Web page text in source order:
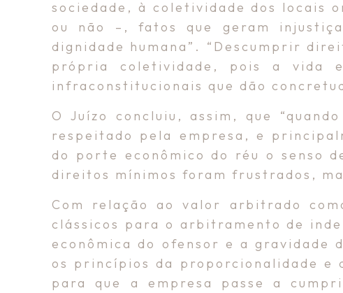
sociedade, à coletividade dos locais
ou não –, fatos que geram
dignidade humana”. “Descumprir
própria coletividade, pois a vida
infraconstitucionais que dão
O Juízo concluiu, assim, que
respeitado pela empresa, e
do porte econômico do réu o senso
direitos mínimos foram frustrados,
Com relação ao valor arbitrado
clássicos para o arbitramento de
econômica do ofensor e a gravidade
os princípios da proporcionalidade e
para que a empresa passe a